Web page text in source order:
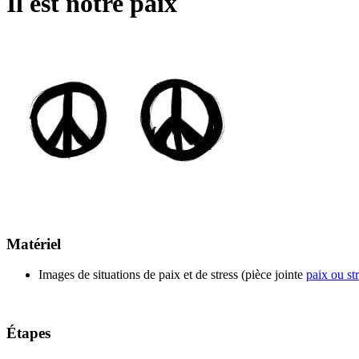
Matériel
Images de situations de paix et de stress (pièce jointe paix ou
Étapes